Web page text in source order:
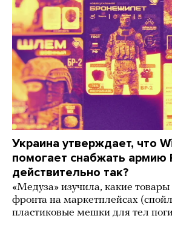
Украина утверждает, что
помогает снабжать армию
действительно так?
«Медуза» изучила, какие
фронта на маркетплейсах
пластиковые мешки для тел